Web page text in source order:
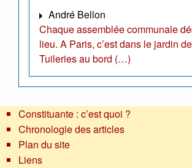
André Bellon
Chaque assemblée communale
lieu. A Paris, c’est dans le jardin
Tuileries au bord (…)
Constituante : c’est quoi ?
Chronologie des articles
Plan du site
Liens